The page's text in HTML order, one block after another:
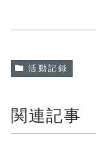
活動記録
関連記事